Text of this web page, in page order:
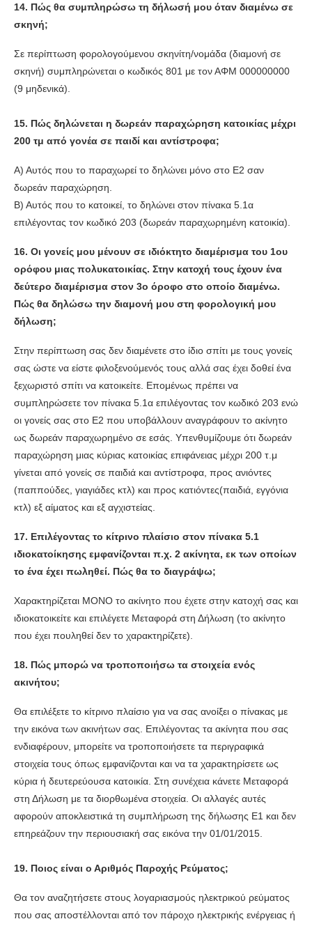
14. Πώς θα συμπληρώσω τη δήλωσή μου όταν διαμένω σε
σκηνή;
Σε περίπτωση φορολογούμενου σκηνίτη/νομάδα (διαμονή σε
σκηνή) συμπληρώνεται ο κωδικός 801 με τον ΑΦΜ 000000000
(9 μηδενικά).
15. Πώς δηλώνεται η δωρεάν παραχώρηση κατοικίας μέχρι
200 τμ από γονέα σε παιδί και αντίστροφα;
Α) Αυτός που το παραχωρεί το δηλώνει μόνο στο Ε2 σαν
δωρεάν παραχώρηση.
Β) Αυτός που το κατοικεί, το δηλώνει στον πίνακα 5.1α
επιλέγοντας τον κωδικό 203 (δωρεάν παραχωρημένη κατοικία).
16. Οι γονείς μου μένουν σε ιδιόκτητο διαμέρισμα του 1ου
ορόφου μιας πολυκατοικίας. Στην κατοχή τους έχουν ένα
δεύτερο διαμέρισμα στον 3ο όροφο στο οποίο διαμένω.
Πώς θα δηλώσω την διαμονή μου στη φορολογική μου
δήλωση;
Στην περίπτωση σας δεν διαμένετε στο ίδιο σπίτι με τους γονείς
σας ώστε να είστε φιλοξενούμενός τους αλλά σας έχει δοθεί ένα
ξεχωριστό σπίτι να κατοικείτε. Επομένως πρέπει να
συμπληρώσετε τον πίνακα 5.1α επιλέγοντας τον κωδικό 203 ενώ
οι γονείς σας στο Ε2 που υποβάλλουν αναγράφουν το ακίνητο
ως δωρεάν παραχωρημένο σε εσάς. Υπενθυμίζουμε ότι δωρεάν
παραχώρηση μιας κύριας κατοικίας επιφάνειας μέχρι 200 τ.μ
γίνεται από γονείς σε παιδιά και αντίστροφα, προς ανιόντες
(παππούδες, γιαγιάδες κτλ) και προς κατιόντες(παιδιά, εγγόνια
κτλ) εξ αίματος και εξ αγχιστείας.
17. Επιλέγοντας το κίτρινο πλαίσιο στον πίνακα 5.1
ιδιοκατοίκησης εμφανίζονται π.χ. 2 ακίνητα, εκ των οποίων
το ένα έχει πωληθεί. Πώς θα το διαγράψω;
Χαρακτηρίζεται ΜΟΝΟ το ακίνητο που έχετε στην κατοχή σας και
ιδιοκατοικείτε και επιλέγετε Μεταφορά στη Δήλωση (το ακίνητο
που έχει πουληθεί δεν το χαρακτηρίζετε).
18. Πώς μπορώ να τροποποιήσω τα στοιχεία ενός
ακινήτου;
Θα επιλέξετε το κίτρινο πλαίσιο για να σας ανοίξει ο πίνακας με
την εικόνα των ακινήτων σας. Επιλέγοντας τα ακίνητα που σας
ενδιαφέρουν, μπορείτε να τροποποιήσετε τα περιγραφικά
στοιχεία τους όπως εμφανίζονται και να τα χαρακτηρίσετε ως
κύρια ή δευτερεύουσα κατοικία. Στη συνέχεια κάνετε Μεταφορά
στη Δήλωση με τα διορθωμένα στοιχεία. Οι αλλαγές αυτές
αφορούν αποκλειστικά τη συμπλήρωση της δήλωσης Ε1 και δεν
επηρεάζουν την περιουσιακή σας εικόνα την 01/01/2015.
19. Ποιος είναι ο Αριθμός Παροχής Ρεύματος;
Θα τον αναζητήσετε στους λογαριασμούς ηλεκτρικού ρεύματος
που σας αποστέλλονται από τον πάροχο ηλεκτρικής ενέργειας ή